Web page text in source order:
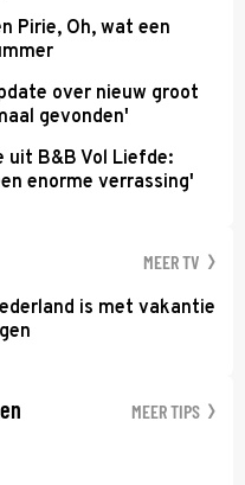
Pirie, Oh, wat een
over nieuw groot
gevonden'
uit B&B Vol Liefde:
enorme verrassing'
MEER TV
is met vakantie
MEER TIPS